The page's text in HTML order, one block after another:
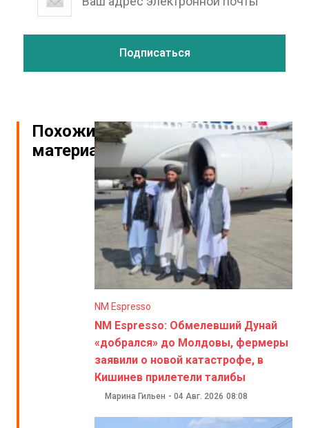
Похожие
материалы
NM Espresso
NM Espresso: Обмелевший Дунай
«добрался» до Молдовы, фермеры
заявили о новой катастрофе, в
Кишинев прилетели талибы
Марина Гильен - 04 Авг. 2026 08:08